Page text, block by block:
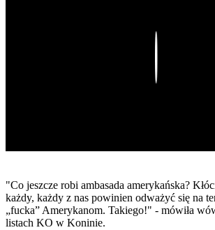
"Co jeszcze robi ambasada amerykańska?
każdy, każdy z nas powinien odważyć się na
„fucka” Amerykanom. Takiego!" - mówiła
listach KO w Koninie.